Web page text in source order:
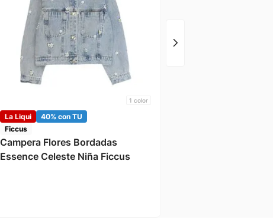
1 color
La Liqui
40% con TU
Ficcus
Campera Flores Bordadas
Essence Celeste Niña Ficcus